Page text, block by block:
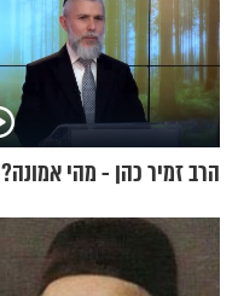
הרב זמיר כהן - מהי אמונה?